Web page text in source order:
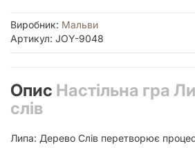
Виробник: Мальви
Артикул: JOY-9048
Опис Настільна гра
слів
Липа: Дерево Слів перетворює